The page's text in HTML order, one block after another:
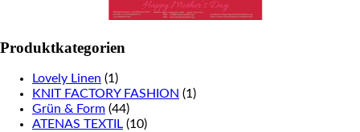
Produktkategorien
Lovely Linen (1)
KNIT FACTORY FASHION (1)
Grün & Form (44)
ATENAS TEXTIL (10)